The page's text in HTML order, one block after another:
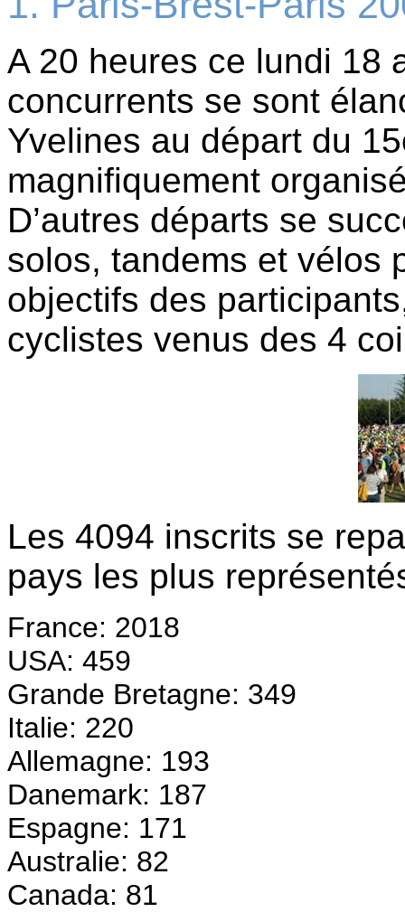
A 20 heures ce lundi 18
concurrents se sont
Yvelines au départ du
magnifiquement
D’autres départs se
solos, tandems et vélos
objectifs des
cyclistes venus des 4
Les 4094 inscrits se
pays les plus
France: 2018
USA: 459
Grande Bretagne: 349
Italie: 220
Allemagne: 193
Danemark: 187
Espagne: 171
Australie: 82
Canada: 81